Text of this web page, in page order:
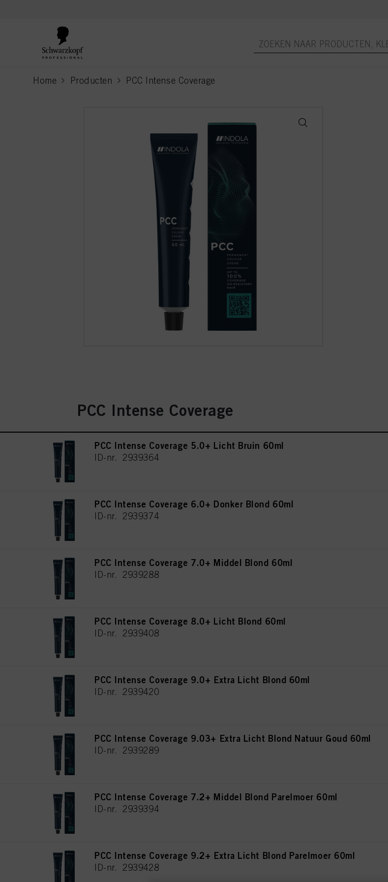
Home Producten PCC Intense Coverage
current page
PCC Intense Coverage
PCC Intense Coverage 5.0+ Licht Bruin 60ml
ID-nr. 2939364
PCC Intense Coverage 6.0+ Donker Blond 60ml
ID-nr. 2939374
PCC Intense Coverage 7.0+ Middel Blond 60ml
ID-nr. 2939288
PCC Intense Coverage 8.0+ Licht Blond 60ml
ID-nr. 2939408
PCC Intense Coverage 9.0+ Extra Licht Blond 60ml
ID-nr. 2939420
PCC Intense Coverage 9.03+ Extra Licht Blond Natuur Goud 60ml
ID-nr. 2939289
PCC Intense Coverage 7.2+ Middel Blond Parelmoer 60ml
ID-nr. 2939394
PCC Intense Coverage 9.2+ Extra Licht Blond Parelmoer 60ml
ID-nr. 2939428